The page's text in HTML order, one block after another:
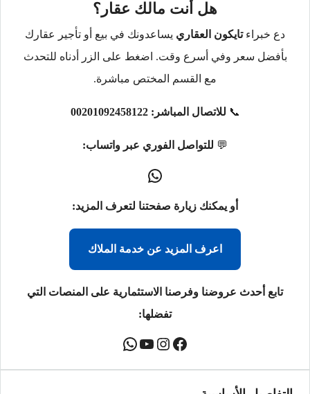
هل أنت مالك عقار؟
دع خبراءتايكون العقاري يساعدونك في بيع أو تأجير عقارك
بأفضل سعر وفي أسرع وقت. اضغط على الزر أدناه للتحدث
مع القسم المختص مباشرة.
📞 للاتصال المباشر: 00201092458122
💬 للتواصل الفوري عبر واتساب:
أو يمكنك زيارة صفحتنا لتعرف المزيد:
اعرف المزيد عن خدمة الملاك
تابع أحدث عروضنا وفرصنا الاستثمارية على المنصات التي
تفضلها: